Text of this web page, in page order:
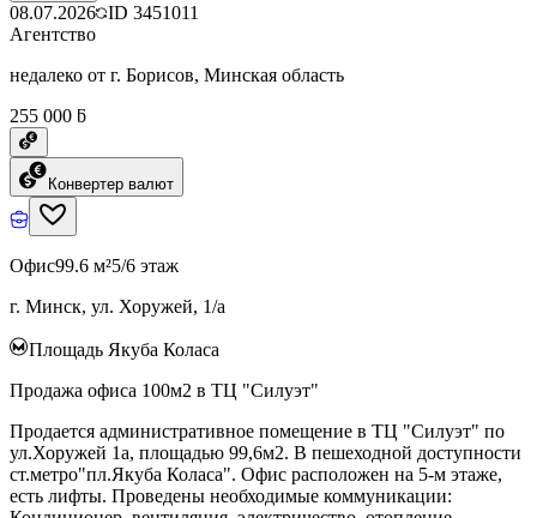
08.07.2026 ID 3451011
Агентство
недалеко от г. Борисов, Минская область
255 000 ƃ
Конвертер валют
Офис99.6 м²5/6 этаж
г. Минск, ул. Хоружей, 1/а
Площадь Якуба Коласа
Продажа офиса 100м2 в ТЦ "Силуэт"
Продается административное помещение в ТЦ "Силуэт" по
ул.Хоружей 1а, площадью 99,6м2. В пешеходной доступности
ст.метро"пл.Якуба Коласа". Офис расположен на 5-м этаже,
есть лифты. Проведены необходимые коммуникации: